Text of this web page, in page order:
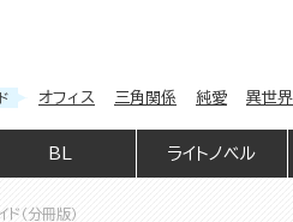
オフィス 三角関係 純愛 異世
BL ライトノベル
（分冊版）